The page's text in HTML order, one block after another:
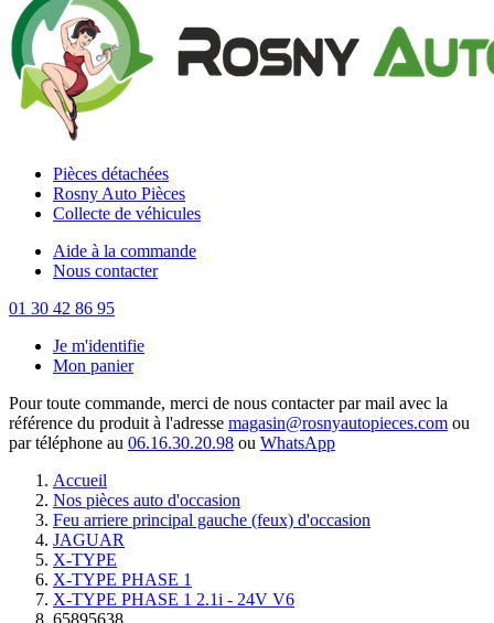
Pièces détachées
Rosny Auto Pièces
Collecte de véhicules
Aide à la commande
Nous contacter
01 30 42 86 95
Je m'identifie
Mon panier
Pour toute commande, merci de nous contacter par mail avec la
référence du produit à l'adresse magasin@rosnyautopieces.com ou
par téléphone au 06.16.30.20.98 ou WhatsApp
Accueil
Nos pièces auto d'occasion
Feu arriere principal gauche (feux) d'occasion
JAGUAR
X-TYPE
X-TYPE PHASE 1
X-TYPE PHASE 1 2.1i - 24V V6
65895638